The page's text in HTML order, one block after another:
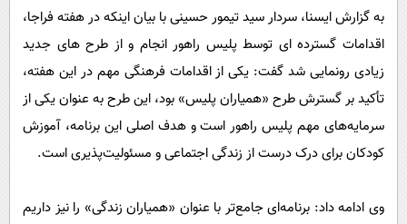
سلامت
بین الملل
اجتماعی
حیات وحش
به گزارش ایسنا، سردار سید تیمور حسینی با بیان اینکه در هفته فراجا،
اقدامات گسترده ای توسط پلیس راهور انجام و از طرح های جدید
زیادی رونمایی شد گفت:‌ یکی از اقدامات فرهنگی مهم در این هفته،
تأکید بر گسترش طرح «همیاران پلیس» بود، این طرح به عنوان یکی از
سرمایه‌های مهم پلیس راهور است و هدف اصلی این برنامه، آموزش
کودکان برای درک درست از زندگی اجتماعی و مسئولیت‌پذیری است.
وی ادامه داد: برنامه‌ای جامع‌تر با عنوان «همیاران زندگی» را نیز داریم